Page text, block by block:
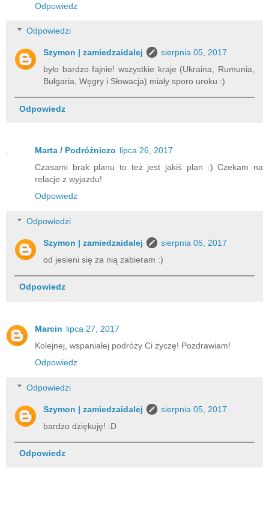
Odpowiedz
Odpowiedzi
Szymon | zamiedzaidalej
sierpnia 05, 2017
było bardzo fajnie! wszystkie kraje (Ukraina, Rumunia,
Bułgaria, Węgry i Słowacja) miały sporo uroku :)
Odpowiedz
Marta / Podróżniczo lipca 26, 2017
Czasami brak planu to też jest jakiś plan :) Czekam na
relacje z wyjazdu!
Odpowiedz
Odpowiedzi
Szymon | zamiedzaidalej
sierpnia 05, 2017
od jesieni się za nią zabieram :)
Odpowiedz
Marcin lipca 27, 2017
Kolejnej, wspaniałej podróży Ci życzę! Pozdrawiam!
Odpowiedz
Odpowiedzi
Szymon | zamiedzaidalej
sierpnia 05, 2017
bardzo dziękuję! :D
Odpowiedz